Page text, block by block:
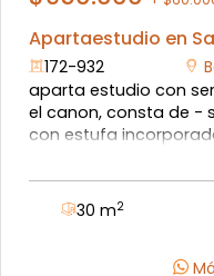
Apartaestudio en
172-932
aparta estudio con
el canon, consta de -
con estufa
en cerámica.
boyacá, cerca al
universidades y al
30 m2